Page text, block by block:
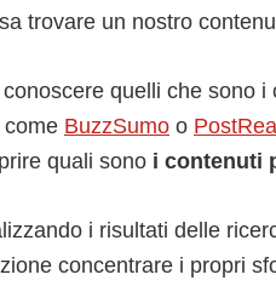
trovare un nostro
conoscere quelli che sono
come BuzzSumo o
quali sono i contenuti
i risultati delle
concentrare i propri